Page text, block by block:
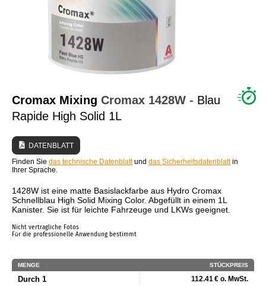
AUSSTATTUNG DER KAROSSERIEWERKSTATT
LABOREINRICHTUNG
TUTORIAL & TIPPS
Cromax Mixing Cromax 1428W - Blau
Rapide High Solid 1L
DATENBLATT
Finden Sie das technische Datenblattund das Sicherheitsdatenblattin
Ihrer Sprache.
1428W ist eine matte Basislackfarbe aus Hydro Cromax
Schnellblau High Solid Mixing Color. Abgefüllt in einem 1L
Kanister. Sie ist für leichte Fahrzeuge und LKWs geeignet.
Nicht vertragliche Fotos
Für die professionelle Anwendung bestimmt
MENGE STÜCKPREIS
Durch 1 112.41 € o. MwSt.